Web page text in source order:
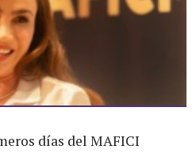
días del MAFICI